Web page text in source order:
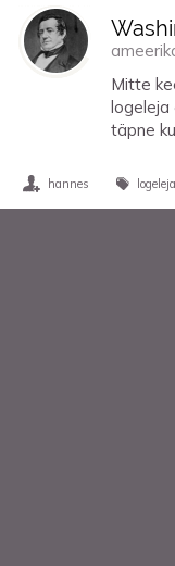
Mitte
logeleja
täpne
hannes logeleja